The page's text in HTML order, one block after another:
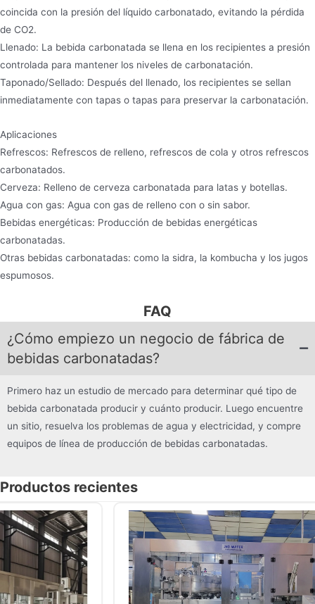
coincida con la presión del líquido carbonatado, evitando la pérdida
de CO2.
Llenado: La bebida carbonatada se llena en los recipientes a presión
controlada para mantener los niveles de carbonatación.
Taponado/Sellado: Después del llenado, los recipientes se sellan
inmediatamente con tapas o tapas para preservar la carbonatación.
Aplicaciones
Refrescos: Refrescos de relleno, refrescos de cola y otros refrescos
carbonatados.
Cerveza: Relleno de cerveza carbonatada para latas y botellas.
Agua con gas: Agua con gas de relleno con o sin sabor.
Bebidas energéticas: Producción de bebidas energéticas
carbonatadas.
Otras bebidas carbonatadas: como la sidra, la kombucha y los jugos
espumosos.
FAQ
¿Cómo empiezo un negocio de fábrica de
bebidas carbonatadas?
Primero haz un estudio de mercado para determinar qué tipo de
bebida carbonatada producir y cuánto producir. Luego encuentre
un sitio, resuelva los problemas de agua y electricidad, y compre
equipos de línea de producción de bebidas carbonatadas.
Productos recientes